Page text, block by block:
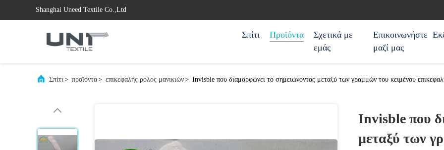
Shanghai Uneed Textile Co.,Ltd
Σπίτι Προϊόντα
Σχετικά με
εμάς
Επικοινωνήστε
μαζί μας
Σπίτι> προϊόντα> επικεφαλής ρόλος μανικιών> Invisble που διαμορφώνει το σημειώνοντας μεταξύ των γραμμών του κειμένου
Invisble που
μεταξύ των